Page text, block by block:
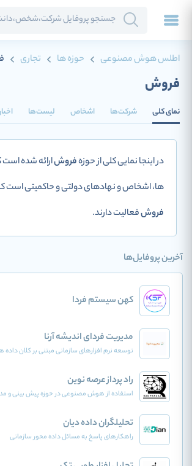
اطلس هوش مصنوعی حوزه ها تجاری
فروش
نمای کلی شرکت‌ها اشخاص لیست‌ها اخبار
در اینجا نمایی کلی از حوزهفروشارائه شده
ها، اشخاص و نهادهای دولتی و حاکمیتی
فروشفعالیت دارند.
آخرین پروفایل‌ها
کهن سیستم فردا
مدیریت فردای اندیشه آرنا
توسعه نرم افزارهای سازمانی مبتنی بر کلان داده
راد پرداز عرصه نوین
استفاده از هوش مصنوعی در حوزه پیش بینی و
تحلیلگران داده دیان
راهکارهای پاسخ به مسائل داده محور سازمانی